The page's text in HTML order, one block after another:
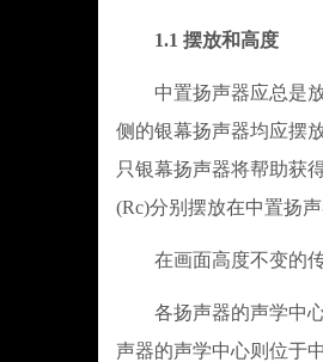
1.1 摆放和高度
中置扬声器应总是放
侧的银幕扬声器均应摆
只银幕扬声器将帮助获
(Rc)分别摆放在中置扬
在画面高度不变的传
各扬声器的声学中心
声器的声学中心则位于